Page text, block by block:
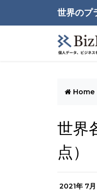
世界のプ
Home
世界
点）
2021年 7